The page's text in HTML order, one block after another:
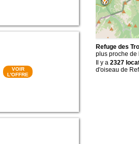
VOIR
L'OFFRE
Refuge des
plus proche de
Il y a 2327
d'oiseau de